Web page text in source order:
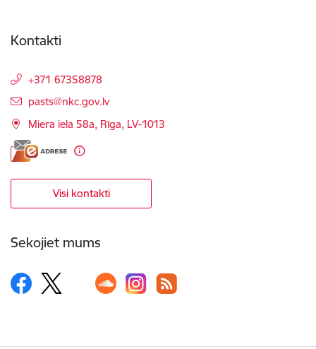
Kontakti
+371 67358878
E-pasts:
pasts@nkc.gov.lv
Miera iela 58a, Rīga, LV-1013
Visi kontakti
Sekojiet mums